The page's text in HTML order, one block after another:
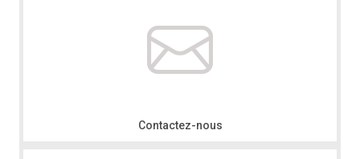
Contactez-nous